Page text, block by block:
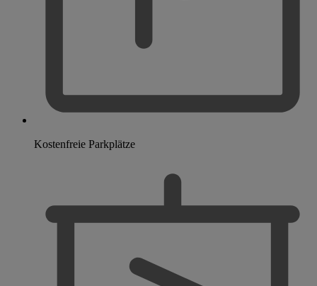
Kostenfreie Parkplätze